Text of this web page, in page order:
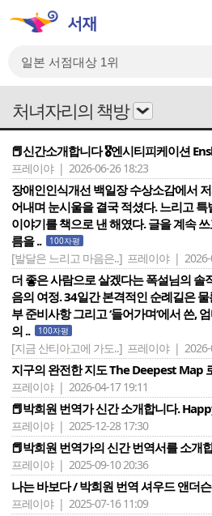
처녀자리의 책방
📕신간소개합니다 🎖️엔시티피케이션
프레이야 | 2026-06-26 18:23
장애인인식개선 백일장 수상소감에서
어내며 눈시울을 결국 적셨다. 느리고
이야기를 책으로 낸 해였다. 글을 계속
름을 ..
100자평
[발달은 느리고 마음은..] 프레이야 | 2026-
더 좋은 사람으로 살겠다는 폭설님의 솔
음의 여정. 34일간 본격적인 순례길은
부 준비사항 그리고 ‘들어가며‘에서 쓴,
의 ..
100자평
[지금 산티아고에 가도..] 프레이야 | 2026-
지구의 완전한 지도 The Deepest Map
프레이야 | 2026-04-17 19:11
📕박희원 번역가 신간 소개합니다.
프레이야 | 2025-12-28 17:30
📕박희원 번역가의 신간 번역서를 소개
프레이야 | 2025-09-10 20:36
나는 바보다 / 박희원 번역 셔우드 앤더
프레이야 | 2025-07-16 11:09